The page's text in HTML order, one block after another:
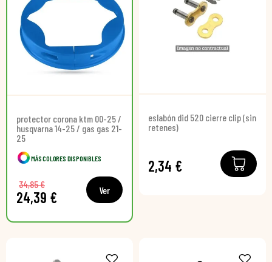
protector corona ktm 00-25 /
husqvarna 14-25 / gas gas 21-
25
MÁS COLORES DISPONIBLES
24,39 €
34,85 € Ver
eslabón did 520 cierre clip (sin
retenes)
2,34 €